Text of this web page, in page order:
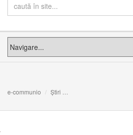
e-communio Știri